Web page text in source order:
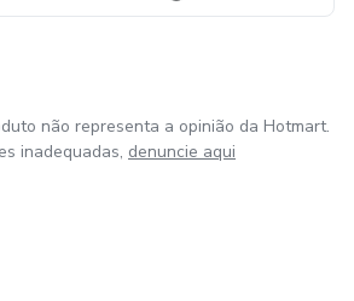
não representa a opinião da Hotmart.
inadequadas, denuncie aqui